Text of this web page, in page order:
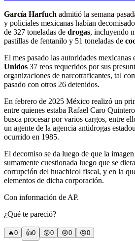
García Harfuch admitió la semana
y policiales mexicanas habían
de 327 toneladas de drogas, incluyendo
pastillas de fentanilo y 51 toneladas de
El mes pasado las autoridades mexicanas
Unidos 37 reos requeridos por sus
organizaciones de narcotraficantes, tal
pasado con otros 26 detenidos.
En febrero de 2025 México realizó un
entre quienes estaba Rafael Caro
busca procesar por varios cargos, entre
un agente de la agencia antidrogas
ocurrido en 1985.
El decomiso se da luego de que la
sumamente cuestionada luego que se
corrupción del huachicol fiscal, y en la
elementos de dicha corporación.
Con información de AP.
¿Qué te pareció?
🔥0 👍0 😲0 😢0 😠0